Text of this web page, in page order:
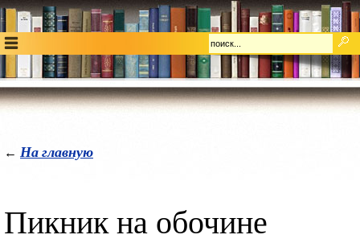
← На главную
Пикник на обочине